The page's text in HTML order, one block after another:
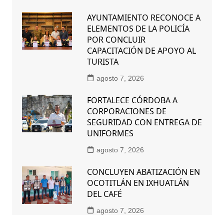
AYUNTAMIENTO RECONOCE A
ELEMENTOS DE LA POLICÍA
POR CONCLUIR
CAPACITACIÓN DE APOYO AL
TURISTA
agosto 7, 2026
FORTALECE CÓRDOBA A
CORPORACIONES DE
SEGURIDAD CON ENTREGA DE
UNIFORMES
agosto 7, 2026
CONCLUYEN ABATIZACIÓN EN
OCOTITLÁN EN IXHUATLÁN
DEL CAFÉ
agosto 7, 2026